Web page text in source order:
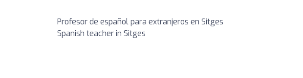
Profesor de español para extranjeros en Sitges
Spanish teacher in Sitges